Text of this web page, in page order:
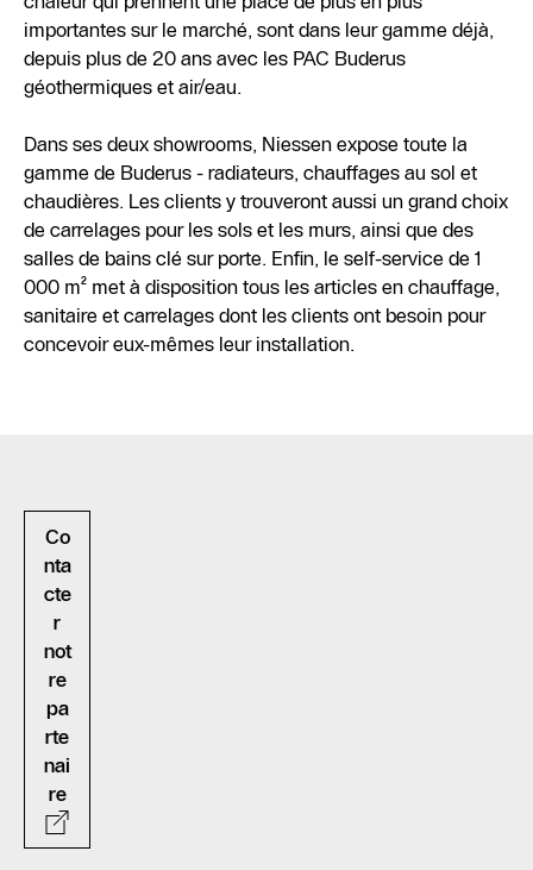
importantes sur le marché, sont dans leur gamme déjà,
depuis plus de 20 ans avec les PAC Buderus
géothermiques et air/eau.
Dans ses deux showrooms, Niessen expose toute la
gamme de Buderus - radiateurs, chauffages au sol et
chaudières. Les clients y trouveront aussi un grand choix
de carrelages pour les sols et les murs, ainsi que des
salles de bains clé sur porte. Enfin, le self-service de 1
000 m² met à disposition tous les articles en chauffage,
sanitaire et carrelages dont les clients ont besoin pour
concevoir eux-mêmes leur installation.
Co
nta
cte
r
not
re
pa
rte
nai
re